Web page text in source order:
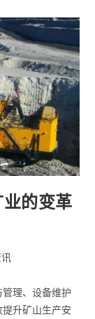
的变革
理、设备维护
升矿山生产安